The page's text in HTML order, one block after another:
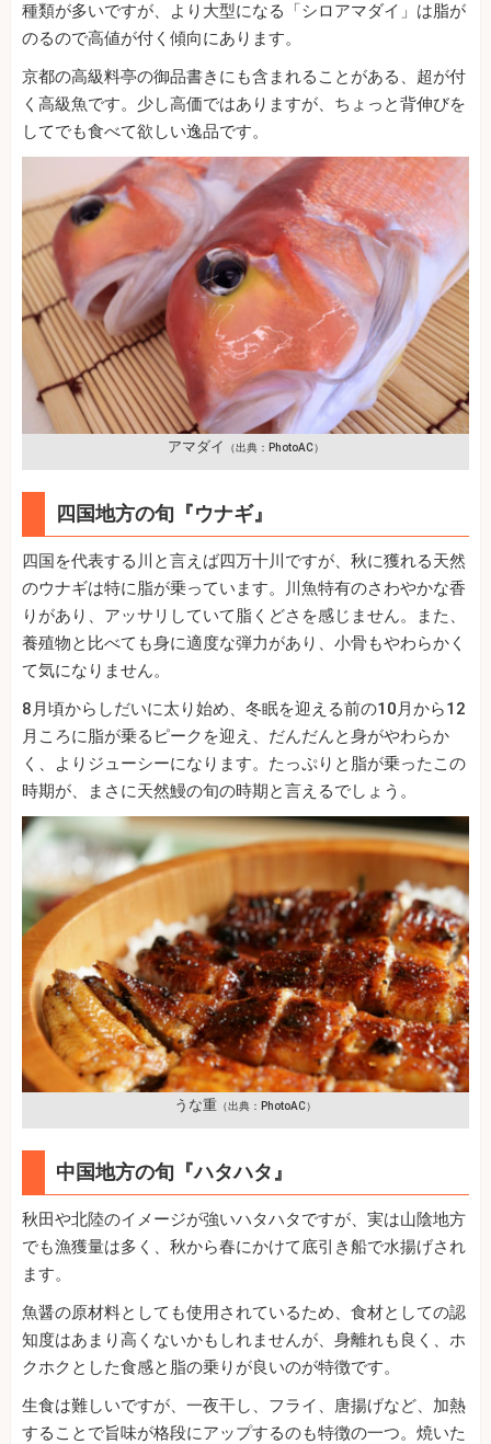
種類が多いですが、より大型になる「シロアマダイ」は脂が
のるので高値が付く傾向にあります。
京都の高級料亭の御品書きにも含まれることがある、超が付
く高級魚です。少し高価ではありますが、ちょっと背伸びを
してでも食べて欲しい逸品です。
アマダイ （出典：PhotoAC）
四国地方の旬『ウナギ』
四国を代表する川と言えば四万十川ですが、秋に獲れる天然
のウナギは特に脂が乗っています。川魚特有のさわやかな香
りがあり、アッサリしていて脂くどさを感じません。また、
養殖物と比べても身に適度な弾力があり、小骨もやわらかく
て気になりません。
8月頃からしだいに太り始め、冬眠を迎える前の10月から12
月ころに脂が乗るピークを迎え、だんだんと身がやわらか
く、よりジューシーになります。たっぷりと脂が乗ったこの
時期が、まさに天然鰻の旬の時期と言えるでしょう。
うな重 （出典：PhotoAC）
中国地方の旬『ハタハタ』
秋田や北陸のイメージが強いハタハタですが、実は山陰地方
でも漁獲量は多く、秋から春にかけて底引き船で水揚げされ
ます。
魚醤の原材料としても使用されているため、食材としての認
知度はあまり高くないかもしれませんが、身離れも良く、ホ
クホクとした食感と脂の乗りが良いのが特徴です。
生食は難しいですが、一夜干し、フライ、唐揚げなど、加熱
することで旨味が格段にアップするのも特徴の一つ。焼いた